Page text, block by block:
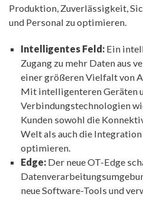
Produktion, Zuverlässigkeit,
und Personal zu optimieren.
Intelligentes Feld: Ein
Zugang zu mehr Daten aus
einer größeren Vielfalt von
Mit intelligenteren Geräten
Verbindungstechnologien
Kunden sowohl die
Welt als auch die
optimieren.
Edge: Der neue OT-Edge
neue Software-Tools und